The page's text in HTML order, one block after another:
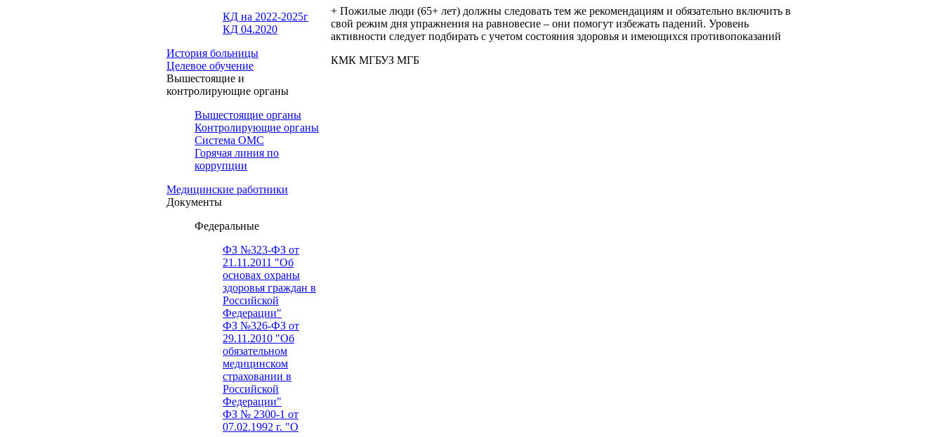
КД на 2022-2025г
КД 04.2020
История больницы
Целевое обучение
Вышестоящие и
контролирующие органы
Вышестоящие органы
Контролирующие органы
Система ОМС
Горячая линия по
коррупции
Медицинские работники
Документы
Федеральные
ФЗ №323-ФЗ от
21.11.2011 "Об
основах охраны
здоровья граждан в
Российской
Федерации"
ФЗ №326-ФЗ от
29.11.2010 "Об
обязательном
медицинском
страховании в
Российской
Федерации"
ФЗ № 2300-1 от
07.02.1992 г. "О
+ Пожилые люди (65+ лет) должны следовать тем же рекомендациям и обязательно включить в
свой режим дня упражнения на равновесие – они помогут избежать падений. Уровень
активности следует подбирать с учетом состояния здоровья и имеющихся противопоказаний
КМК МГБУЗ МГБ